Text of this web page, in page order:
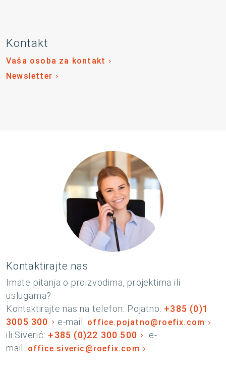
Kontakt
Vaša osoba za kontakt
Newsletter
Kontaktirajte nas
Imate pitanja o proizvodima, projektima ili
uslugama?
Kontaktirajte nas na telefon: Pojatno: +385 (0)1
3005 300
e-mail: office.pojatno@roefix.com
ili Siverić: +385 (0)22 300 500
e-
mail: office.siveric@roefix.com